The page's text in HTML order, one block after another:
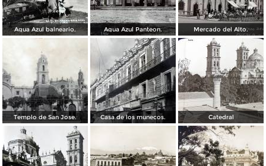
Agua Azul balneario. Agua Azul Panteon. Mercado del Alto.
Templo de San Jose. Casa de los munecos. Catedral